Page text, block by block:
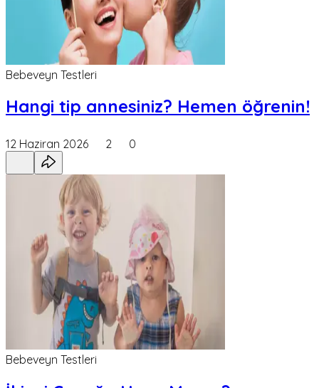
Bebeveyn Testleri
Hangi tip annesiniz? Hemen öğrenin!
12 Haziran 2026 2 0
Bebeveyn Testleri